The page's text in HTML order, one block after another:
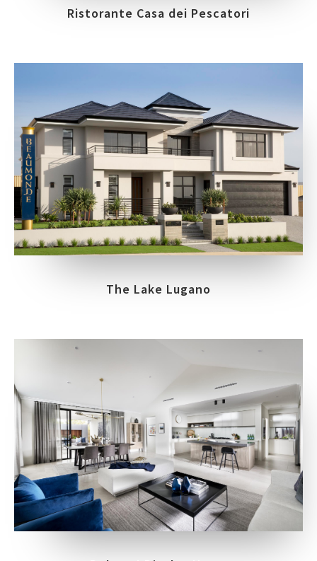
Ristorante Casa dei Pescatori
The Lake Lugano